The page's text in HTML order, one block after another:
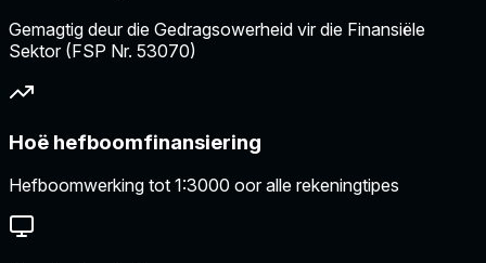
Gemagtig deur die Gedragsowerheid vir die Finansiële
Sektor (FSP Nr. 53070)
Hoë hefboomfinansiering
Hefboomwerking tot 1:3000 oor alle rekeningtipes